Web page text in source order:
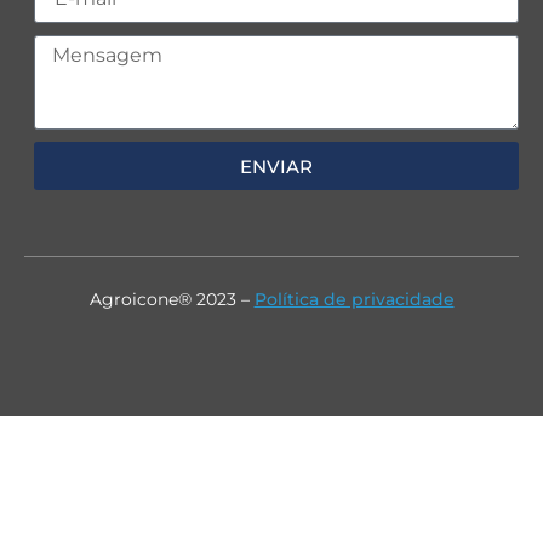
ENVIAR
Agroicone® 2023 – Política de privacidade